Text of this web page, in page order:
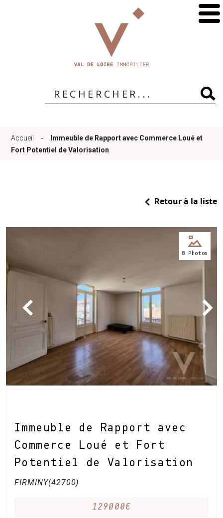
Accueil -
Immeuble de Rapport avec Commerce Loué et
Fort Potentiel de Valorisation
Retour à la liste
Immeuble de Rapport avec
Commerce Loué et Fort
Potentiel de Valorisation
FIRMINY(42700)
129000€
8 Photos
nous
Nos
bureaux
Services
Biens
immobiliers